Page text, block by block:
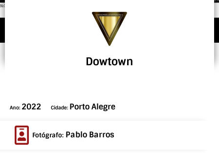
Dowtown
Ano: 2022 Cidade: Porto Alegre
Fotógrafo: Pablo Barros